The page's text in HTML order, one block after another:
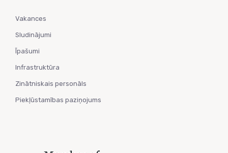
Vakances
Sludinājumi
Īpašumi
Infrastruktūra
Zinātniskais personāls
Piekļūstamības paziņojums